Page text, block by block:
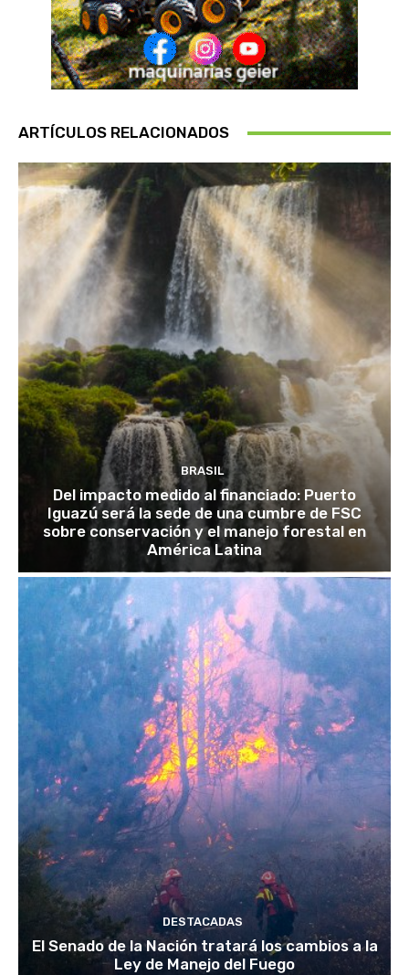
ARTÍCULOS RELACIONADOS
BRASIL
Del impacto medido al financiado: Puerto
Iguazú será la sede de una cumbre de FSC
sobre conservación y el manejo forestal en
América Latina
DESTACADAS
El Senado de la Nación tratará los cambios a la
Ley de Manejo del Fuego